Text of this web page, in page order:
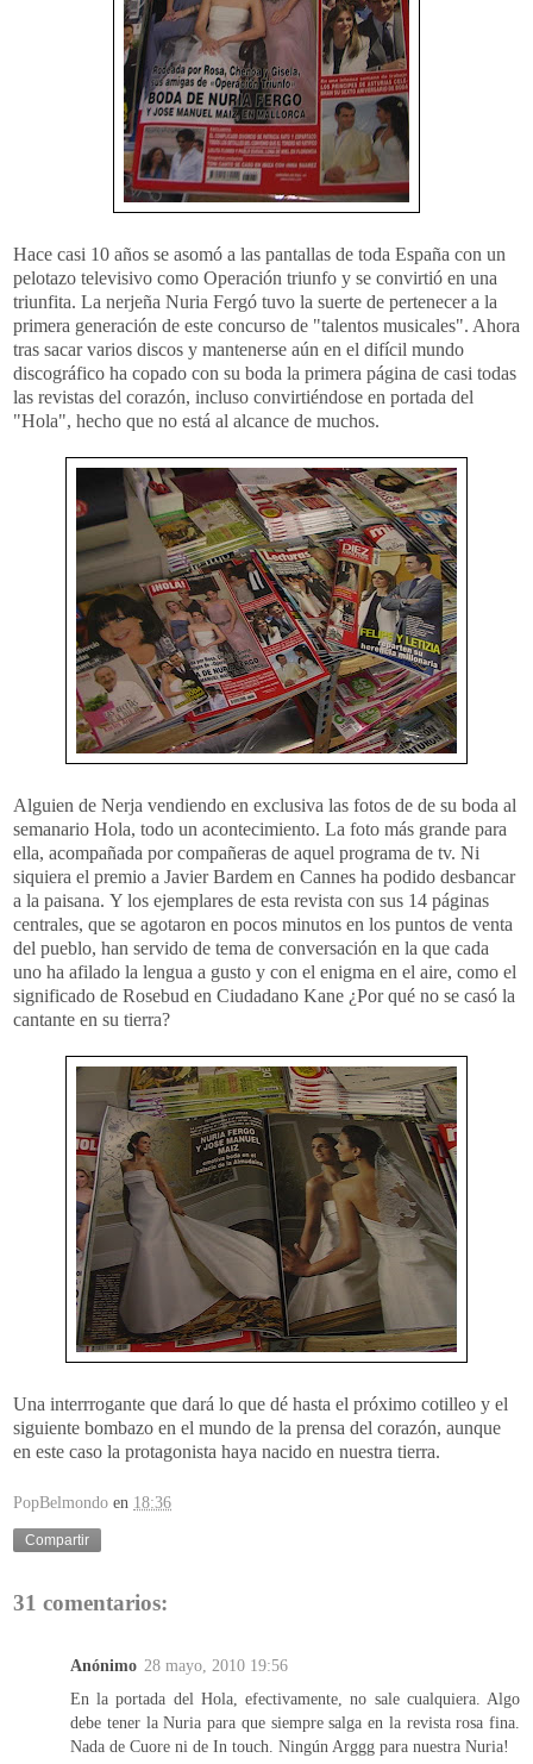
Hace casi 10 años se asomó a las pantallas de toda España con un
pelotazo televisivo como Operación triunfo y se convirtió en una
triunfita. La nerjeña Nuria Fergó tuvo la suerte de pertenecer a la
primera generación de este concurso de "talentos musicales". Ahora
tras sacar varios discos y mantenerse aún en el difícil mundo
discográfico ha copado con su boda la primera página de casi todas
las revistas del corazón, incluso convirtiéndose en portada del
"Hola", hecho que no está al alcance de muchos.
Alguien de Nerja vendiendo en exclusiva las fotos de de su boda al
semanario Hola, todo un acontecimiento. La foto más grande para
ella, acompañada por compañeras de aquel programa de tv. Ni
siquiera el premio a Javier Bardem en Cannes ha podido desbancar
a la paisana. Y los ejemplares de esta revista con sus 14 páginas
centrales, que se agotaron en pocos minutos en los puntos de venta
del pueblo, han servido de tema de conversación en la que cada
uno ha afilado la lengua a gusto y con el enigma en el aire, como el
significado de Rosebud en Ciudadano Kane ¿Por qué no se casó la
cantante en su tierra?
Una interrrogante que dará lo que dé hasta el próximo cotilleo y el
siguiente bombazo en el mundo de la prensa del corazón, aunque
en este caso la protagonista haya nacido en nuestra tierra.
PopBelmondo en 18:36
Compartir
31 comentarios:
Anónimo 28 mayo, 2010 19:56
En la portada del Hola, efectivamente, no sale cualquiera. Algo
debe tener la Nuria para que siempre salga en la revista rosa fina.
Nada de Cuore ni de In touch. Ningún Arggg para nuestra Nuria!